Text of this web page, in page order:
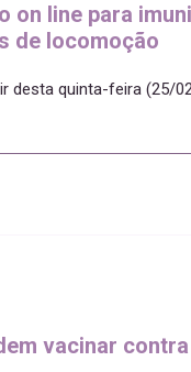
line para
de locomoção
desta quinta-feira (25/
vacinar